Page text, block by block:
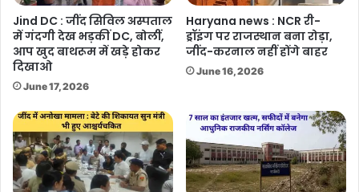
Jind DC : जींद सिविल अस्पताल
में गंदगी देख भड़कीं DC, बोलीं,
आप खुद बाथरूम में खड़े होकर
दिखाओ
June 17, 2026
Haryana news : NCR री-
ड्रॉइंग पर राजस्थान बना रोड़ा,
जींद-करनाल नहीं होंगे बाहर
June 16, 2026